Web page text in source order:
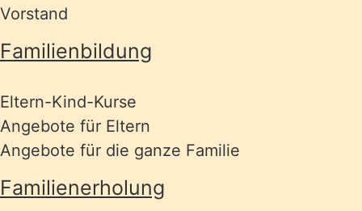
Vorstand
Familienbildung
Eltern-Kind-Kurse
Angebote für Eltern
Angebote für die ganze Familie
Familienerholung